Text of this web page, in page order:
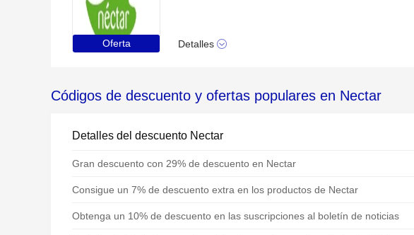
Oferta Detalles
Códigos de descuento y ofertas populares en Nectar
Detalles del descuento Nectar
Gran descuento con 29% de descuento en Nectar
Consigue un 7% de descuento extra en los productos de Nectar
Obtenga un 10% de descuento en las suscripciones al boletín de noticias